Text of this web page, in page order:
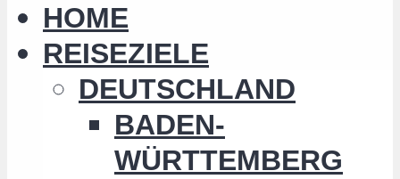
HOME
REISEZIELE
DEUTSCHLAND
BADEN-
WÜRTTEMBERG